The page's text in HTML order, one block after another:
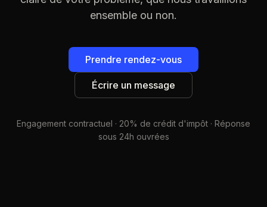
ensemble ou non.
Prendre rendez-vous
Écrire un message
Engagement contractuel · 20% de crédit d'impôt · Réponse
sous 24h ouvrées